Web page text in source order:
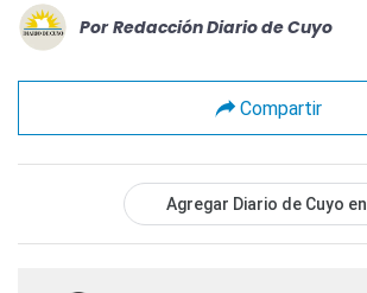
Por Redacción Diario de Cuyo
Compartir
Agregar Diario de Cuyo en